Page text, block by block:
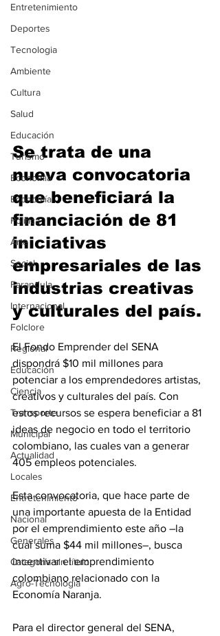
Entretenimiento
Deportes
Tecnologia
Ambiente
Cultura
Salud
Educación
Turismo
Economía
Economía
Política
Arte
Social
Farandula
Internacional
Folclore
Regional
Educación
Ciencia
Transporte
Municipal
Actualidad
Locales
Entretenimiento
Nacional
Generales
Categoría sin título
Agro-Tecnología
Se trata de una
nueva convocatoria
que beneficiará la
financiación de 81
iniciativas
empresariales de las
industrias creativas
y culturales del país.
El Fondo Emprender del SENA
dispondrá $10 mil millones para
potenciar a los emprendedores artistas,
creativos y culturales del país. Con
estos recursos se espera beneficiar a 81
ideas de negocio en todo el territorio
colombiano, las cuales van a generar
405 empleos potenciales.
Esta convocatoria, que hace parte de
una importante apuesta de la Entidad
por el emprendimiento este año –la
cual suma $44 mil millones–, busca
incentivar el emprendimiento
colombiano relacionado con la
Economía Naranja.
Para el director general del SENA,